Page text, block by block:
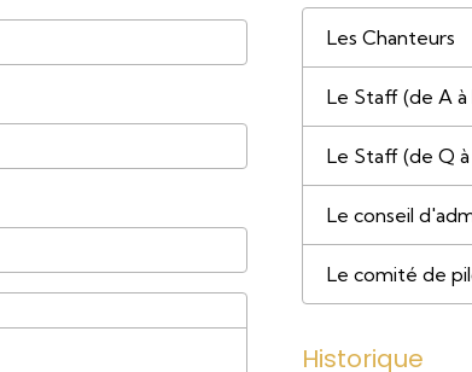
Les Chanteurs
Le Staff (de A à
Le Staff (de Q à
Le conseil
Le comité de
Historique